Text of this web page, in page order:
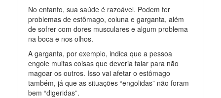
No entanto, sua saúde é razoável. Podem ter
problemas de estômago, coluna e garganta, além
de sofrer com dores musculares e algum problema
na boca e nos olhos.
A garganta, por exemplo, indica que a pessoa
engole muitas coisas que deveria falar para não
magoar os outros. Isso vai afetar o estômago
também, já que as situações “engolidas” não foram
bem “digeridas”.